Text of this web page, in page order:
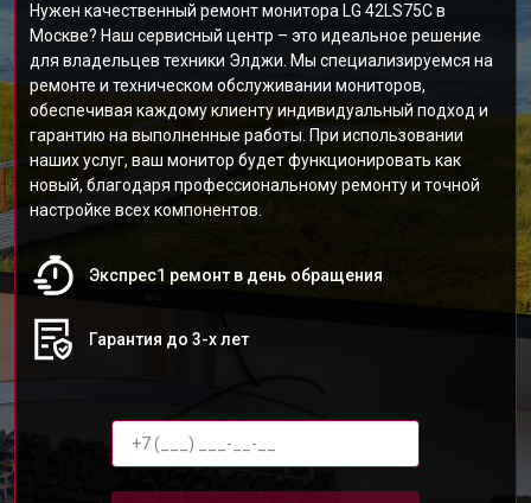
Нужен качественный ремонт монитора LG 42LS75C в
Москве? Наш сервисный центр – это идеальное решение
для владельцев техники Элджи. Мы специализируемся на
ремонте и техническом обслуживании мониторов,
обеспечивая каждому клиенту индивидуальный подход и
гарантию на выполненные работы. При использовании
наших услуг, ваш монитор будет функционировать как
новый, благодаря профессиональному ремонту и точной
настройке всех компонентов.
Экспрес1 ремонт в день обращения
Гарантия до 3-х лет